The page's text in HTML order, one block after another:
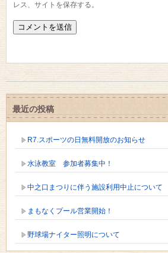
レス、サイトを保存する。
最近の投稿
R7.スポーツの日無料開放のお知らせ
水泳教室 参加者募集中！
中之口まつりに伴う施設利用中止について
まもなくプール営業開始！
野球場ナイター照明について